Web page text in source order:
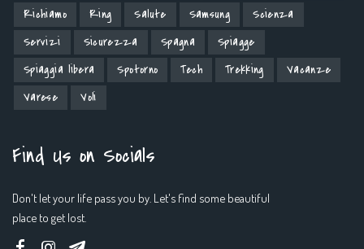
Richiamo
Ring Salute Samsung
Scienza
Servizi
Sicurezza Spagna
Spiagge
Spiaggia libera
Spotorno Tech Trekking
Vacanze
Varese
Voli
Find Us on Socials
Don't let your life pass you by. Let's find some beautiful
place to get lost.